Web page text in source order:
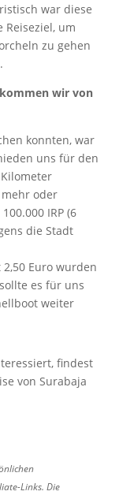
war diese
Reiseziel, um
zu gehen
wir von
konnten, war
uns für den
oder
IRP (6
die Stadt
Euro wurden
es für uns
weiter
findest
von Surabaja
Links. Die